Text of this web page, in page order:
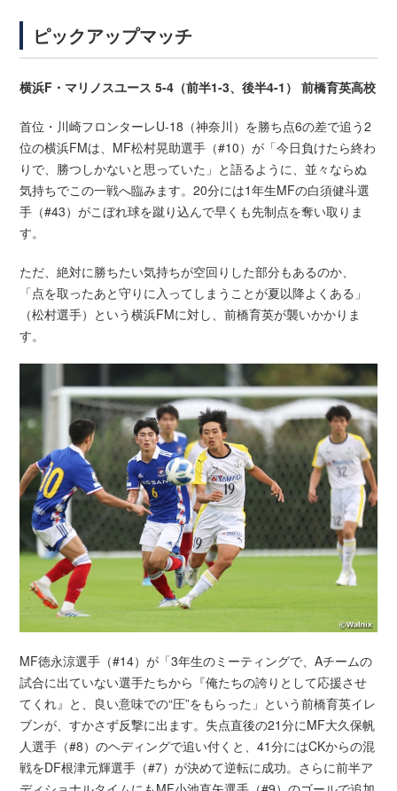
ピックアップマッチ
横浜F・マリノスユース 5-4（前半1-3、後半4-1） 前橋育英高校
首位・川崎フロンターレU-18（神奈川）を勝ち点6の差で追う2
位の横浜FMは、MF松村晃助選手（#10）が「今日負けたら終わ
りで、勝つしかないと思っていた」と語るように、並々ならぬ
気持ちでこの一戦へ臨みます。20分には1年生MFの白須健斗選
手（#43）がこぼれ球を蹴り込んで早くも先制点を奪い取りま
す。
ただ、絶対に勝ちたい気持ちが空回りした部分もあるのか、
「点を取ったあと守りに入ってしまうことが夏以降よくある」
（松村選手）という横浜FMに対し、前橋育英が襲いかかりま
す。
MF徳永涼選手（#14）が「3年生のミーティングで、Aチームの
試合に出ていない選手たちから『俺たちの誇りとして応援させ
てくれ』と、良い意味での“圧”をもらった」という前橋育英イレ
ブンが、すかさず反撃に出ます。失点直後の21分にMF大久保帆
人選手（#8）のヘディングで追い付くと、41分にはCKからの混
戦をDF根津元輝選手（#7）が決めて逆転に成功。さらに前半ア